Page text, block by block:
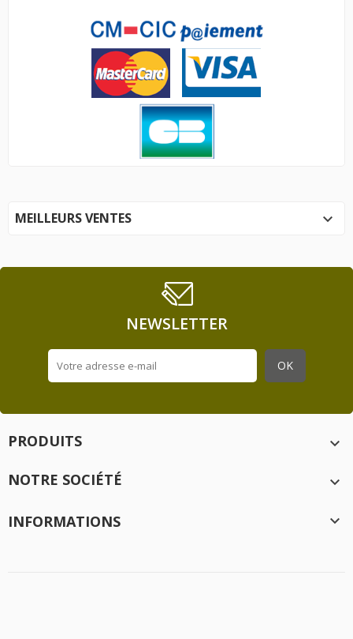
MEILLEURS VENTES 
NEWSLETTER
PRODUITS

NOTRE SOCIÉTÉ

INFORMATIONS 